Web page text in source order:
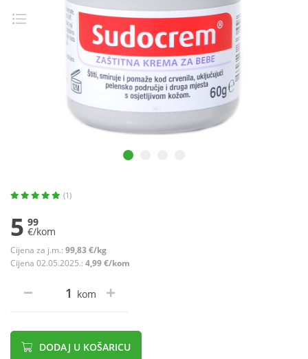
(1)
5 99
€/kom
Cijena za j.m.: 99,83 €/kg
Cijena 02.05.2025.: 4,99 €/kom
kom
DODAJ U KOŠARICU